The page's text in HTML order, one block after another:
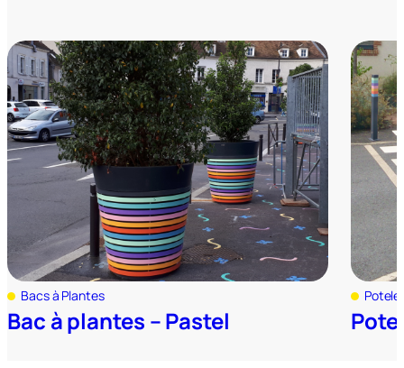
Bacs à Plantes
Bac à plantes – Pastel